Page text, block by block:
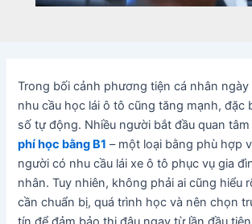
Trong bối cảnh phương tiện cá nhân
nhu cầu học lái ô tô cũng tăng mạnh, đặc
số tự động. Nhiều người bắt đầu quan
phí học bằng B1 – một loại bằng phù hợp
người có nhu cầu lái xe ô tô phục vụ gia
nhân. Tuy nhiên, không phải ai cũng hiểu
cần chuẩn bị, quá trình học và nên chọn